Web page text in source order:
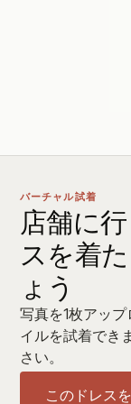
バーチャル試着
店舗に
スを着
ょう
写真を1枚アッ
イルを試着でき
さい。
このドレス